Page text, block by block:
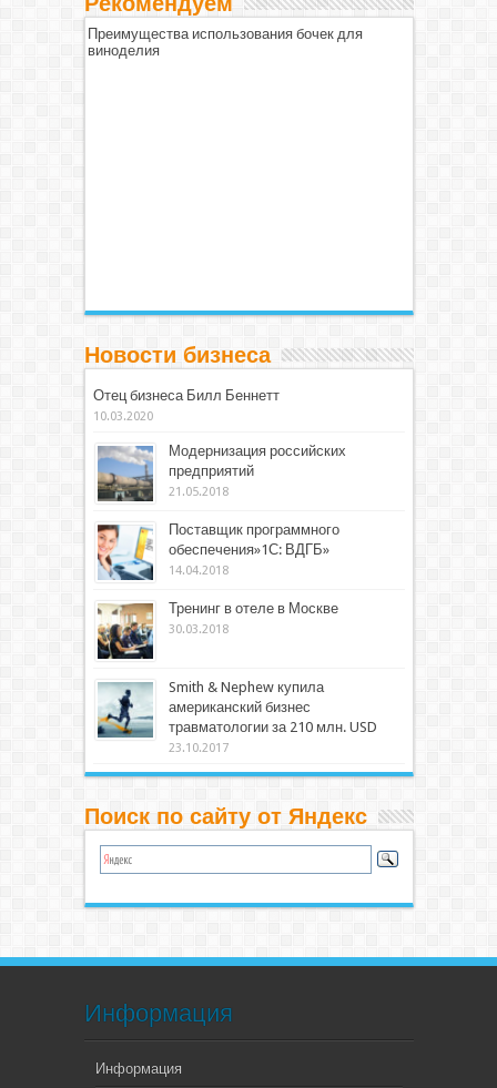
Преимущества использования бочек для
виноделия
Новости бизнеса
Отец бизнеса Билл Беннетт
10.03.2020
Модернизация российских
предприятий
21.05.2018
Поставщик программного
обеспечения»1С: ВДГБ»
14.04.2018
Тренинг в отеле в Москве
30.03.2018
Smith & Nephew купила
американский бизнес
травматологии за 210 млн. USD
23.10.2017
Поиск по сайту от Яндекс
Информация
Информация